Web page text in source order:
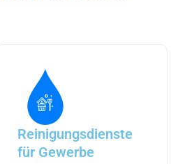
Reinigungsdienste
für Gewerbe